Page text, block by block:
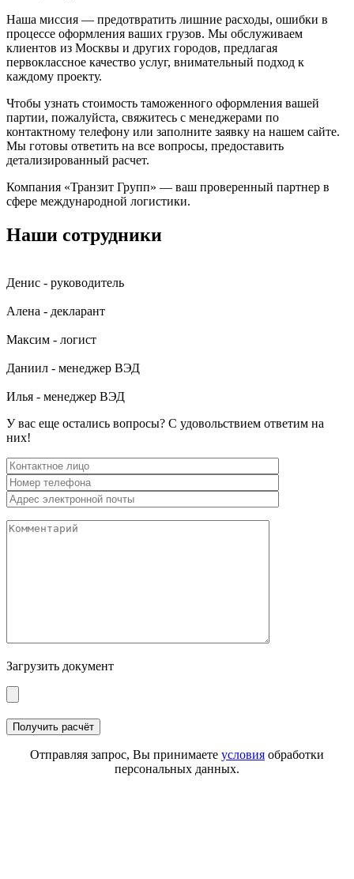
Наша миссия — предотвратить лишние расходы, ошибки в
процессе оформления ваших грузов. Мы обслуживаем
клиентов из Москвы и других городов, предлагая
первоклассное качество услуг, внимательный подход к
каждому проекту.
Чтобы узнать стоимость таможенного оформления вашей
партии, пожалуйста, свяжитесь с менеджерами по
контактному телефону или заполните заявку на нашем сайте.
Мы готовы ответить на все вопросы, предоставить
детализированный расчет.
Компания «Транзит Групп» — ваш проверенный партнер в
сфере международной логистики.
Наши сотрудники
Денис - руководитель
Алена - декларант
Максим - логист
Даниил - менеджер ВЭД
Илья - менеджер ВЭД
У вас еще остались вопросы? С удовольствием ответим на
них!
Загрузить документ
Отправляя запрос, Вы принимаете условия обработки
персональных данных.